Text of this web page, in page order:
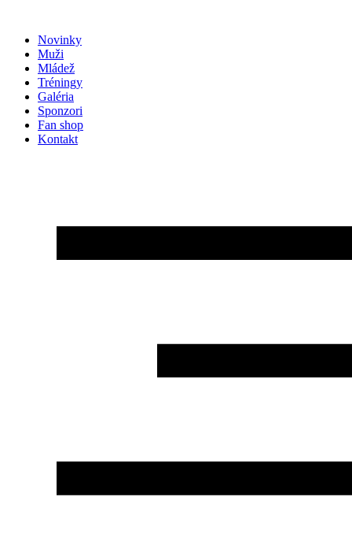
obsah
Novinky
Muži
Mládež
Tréningy
Galéria
Sponzori
Fan shop
Kontakt